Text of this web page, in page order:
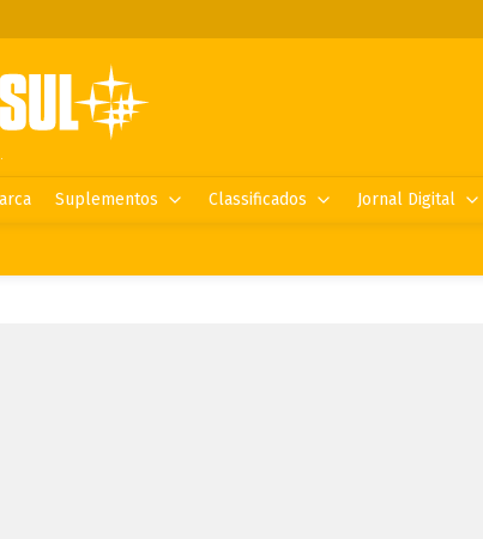
Suplementos Classificados Jornal Digital